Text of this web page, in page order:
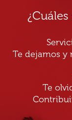
Te dejamos y
Te